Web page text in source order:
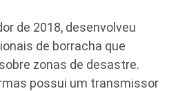
de 2018, desenvolveu
de borracha que
zonas de desastre.
possui um transmissor